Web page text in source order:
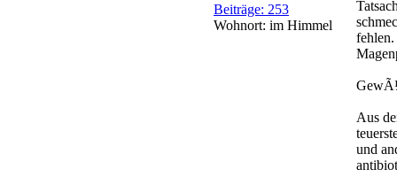
Beiträge: 253
Wohnort: im Himmel
Aus
und